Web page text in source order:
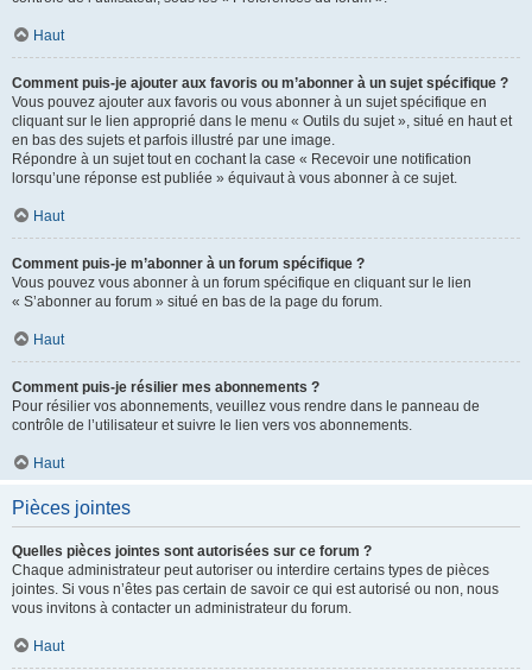
Haut
Comment puis-je ajouter aux favoris ou m’abonner à un sujet spécifique ?
Vous pouvez ajouter aux favoris ou vous abonner à un sujet spécifique en
cliquant sur le lien approprié dans le menu « Outils du sujet », situé en haut et
en bas des sujets et parfois illustré par une image.
Répondre à un sujet tout en cochant la case « Recevoir une notification
lorsqu’une réponse est publiée » équivaut à vous abonner à ce sujet.
Haut
Comment puis-je m’abonner à un forum spécifique ?
Vous pouvez vous abonner à un forum spécifique en cliquant sur le lien
« S’abonner au forum » situé en bas de la page du forum.
Haut
Comment puis-je résilier mes abonnements ?
Pour résilier vos abonnements, veuillez vous rendre dans le panneau de
contrôle de l’utilisateur et suivre le lien vers vos abonnements.
Haut
Pièces jointes
Quelles pièces jointes sont autorisées sur ce forum ?
Chaque administrateur peut autoriser ou interdire certains types de pièces
jointes. Si vous n’êtes pas certain de savoir ce qui est autorisé ou non, nous
vous invitons à contacter un administrateur du forum.
Haut